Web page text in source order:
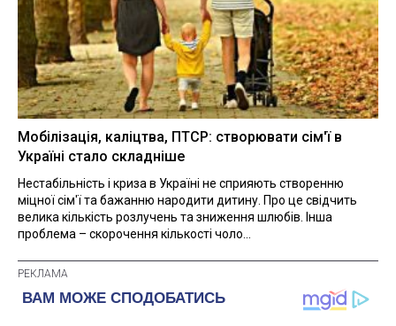
Мобілізація, каліцтва, ПТСР: створювати сім'ї в
Україні стало складніше
Нестабільність і криза в Україні не сприяють створенню
міцної сім'ї та бажанню народити дитину. Про це свідчить
велика кількість розлучень та зниження шлюбів. Інша
проблема – скорочення кількості чоло...